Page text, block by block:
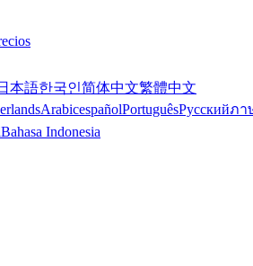
本語한국인简体中文繁體中文
ArabicespañolPortuguêsРусскийภา
Bahasa Indonesia